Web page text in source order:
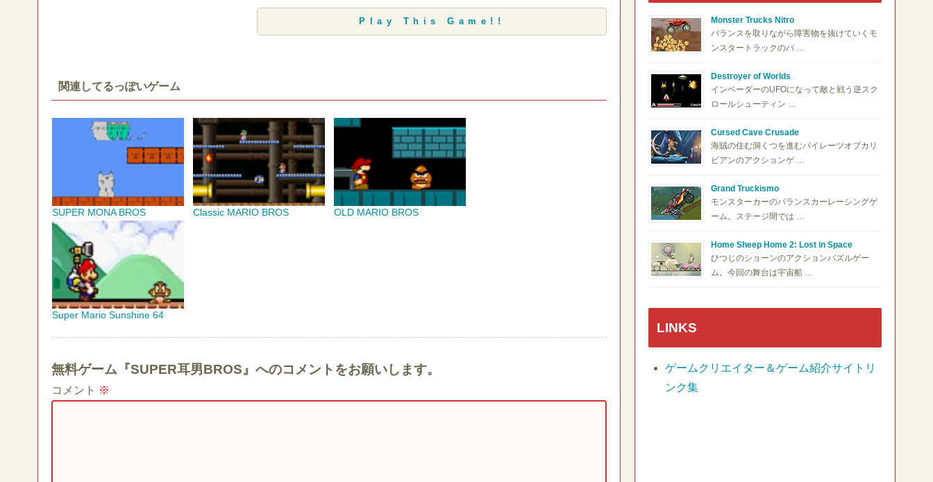
Play This Game!!
関連してるっぽいゲーム
SUPER MONA BROS Classic MARIO BROS OLD MARIO BROS
Super Mario Sunshine 64
無料ゲーム『SUPER耳男BROS』へのコメントをお願いします。
コメント ※
Monster Trucks Nitro
バランスを取りながら障害物を抜けていくモ
ンスタートラックのバ …
Destroyer of Worlds
インベーダーのUFOになって敵と戦う逆スク
ロールシューティン …
Cursed Cave Crusade
海賊の住む洞くつを進むパイレーツオブカリ
ビアンのアクションゲ …
Grand Truckismo
モンスターカーのバランスカーレーシングゲ
ーム。ステージ間では …
Home Sheep Home 2: Lost in Space
ひつじのショーンのアクションパズルゲー
ム。今回の舞台は宇宙船 …
LINKS
ゲームクリエイター＆ゲーム紹介サイトリ
ンク集